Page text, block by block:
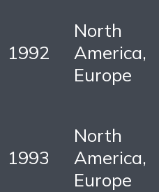
1992
North
America,
Europe
1993
North
America,
Europe